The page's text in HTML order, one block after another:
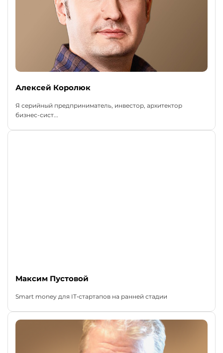
Алексей Королюк
Я серийный предприниматель, инвестор, архитектор
бизнес-сист...
Максим Пустовой
Smart money для IT‑стартапов на ранней стадии